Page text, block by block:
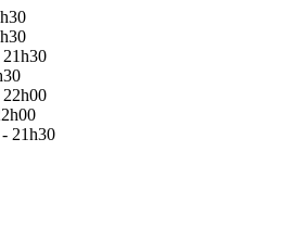
21h30